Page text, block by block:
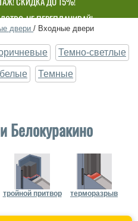
СКИДКА ДО 15%!
НЕ ПЕРЕПЛАЧИВАЙ!
двери / Входные двери
Темно-светлые
Темные
Белокуракино
тройной притвор терморазрыв